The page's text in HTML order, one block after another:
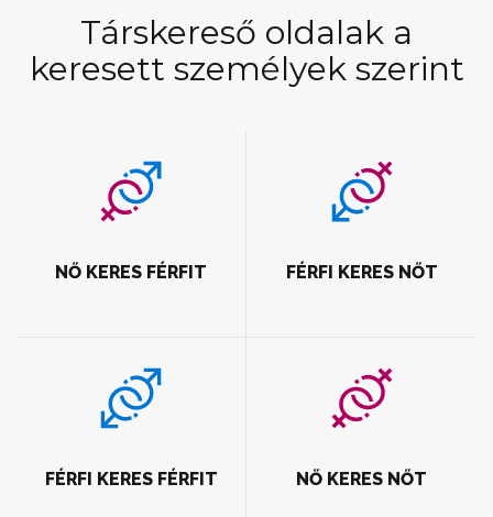
Társkereső oldalak a
keresett személyek szerint
NŐ KERES FÉRFIT FÉRFI KERES NŐT
FÉRFI KERES FÉRFIT NŐ KERES NŐT